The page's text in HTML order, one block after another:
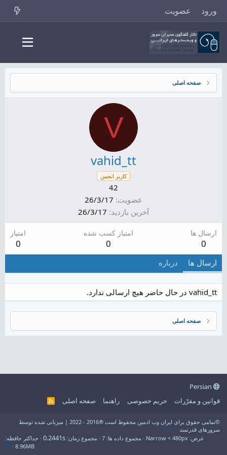
ورود عضویت
صفحه اصلی
V
vahid_tt
کاربر انجمن
42
عضویت 26/3/17
آخرین بازدید 26/3/17
ارسال ها
0
امتیاز کسب شده
0
امتیاز
0
ارسال ها درباره
vahid_tt در حال حاضر هیچ ارسالی ندارد.
صفحه اصلی
قوانین و مقرّرات
حریم خصوصی راهنما صفحه اصلی
R
©تمامی حقوق برای ایران وب ادمین محفوظ است ®2016 - 2022 | میزبانی شده توسط
سرورهای قدرتمند فراسو
عرض
مجموع داده ها 7 مجموع زمان 0.2441s
حداکثر حافظه
8.96MB